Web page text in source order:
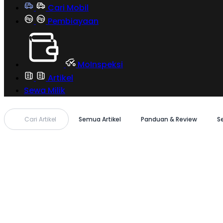
Cari Mobil
Pembiayaan
MoInspeksi
Artikel
Sewa Milik
Cari Artikel Semua Artikel Panduan & Review